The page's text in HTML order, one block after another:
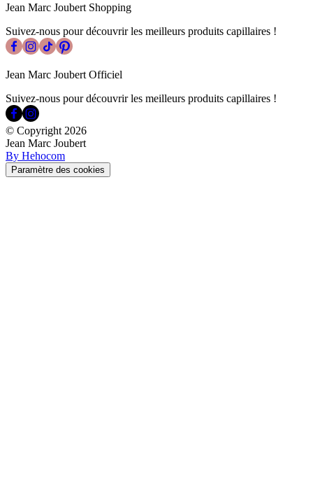
Jean Marc Joubert Shopping
Suivez-nous pour découvrir les meilleurs produits capillaires !
Jean Marc Joubert Officiel
Suivez-nous pour découvrir les meilleurs produits capillaires !
© Copyright 2026
Jean Marc Joubert
By Hehocom
Paramètre des cookies